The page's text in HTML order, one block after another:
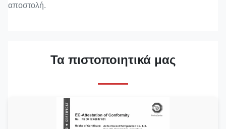
αποστολή.
Τα πιστοποιητικά μας